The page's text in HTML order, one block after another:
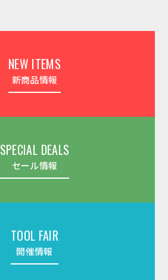
NEW ITEMS
新商品情報
SPECIAL DEALS
セール情報
TOOL FAIR
開催情報